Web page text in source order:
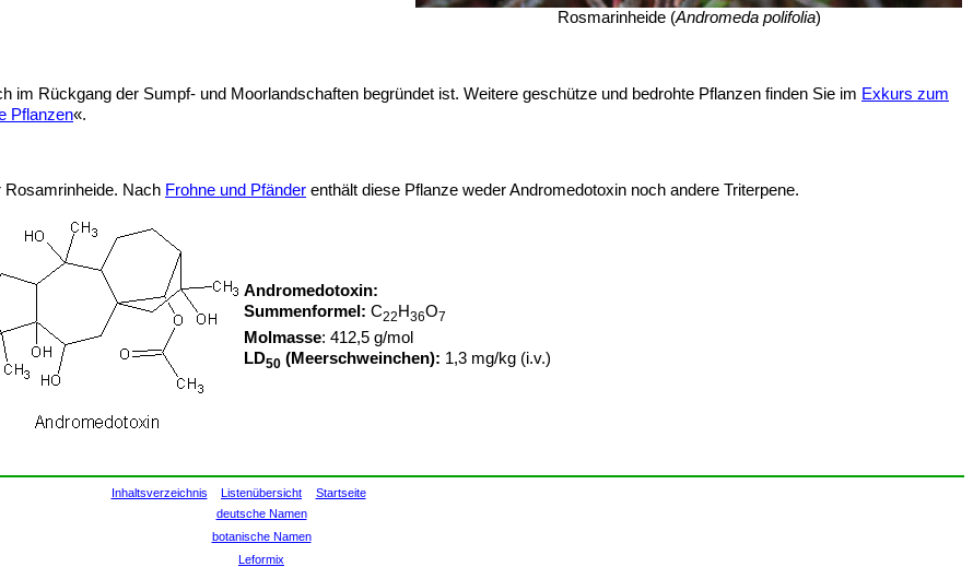
Rosmarinheide (Andromeda polifolia)
Rückgang der Sumpf- und Moorlandschaften begründet ist. Weitere geschütze und bedrohte Pflanzen finden Sie im Exkurs zum
Pflanzen«.
Rosamrinheide. Nach Frohne und Pfänder enthält diese Pflanze weder Andromedotoxin noch andere Triterpene.
Andromedotoxin:
Summenformel: C22 H36O7
Molmasse: 412,5 g/mol
LD50(Meerschweinchen): 1,3 mg/kg (i.v.)
Inhaltsverzeichnis Listenübersicht
Startseite
deutsche Namen
botanische Namen
Leformix